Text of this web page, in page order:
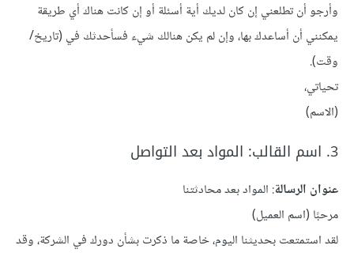
وأرجو أن تطلعني إن كان لديك أية أسئلة أو إن كانت هناك أي طريقة
يمكنني أن أساعدك بها، وإن لم يكن هنالك شيء فسأحدثك في (تاريخ/
وقت).
تحياتي،
(الاسم)
3. اسم القالب: المواد بعد التواصل
عنوان الرسالة: المواد بعد محادثتنا
مرحبًا (اسم العميل)
لقد استمتعت بحديثنا اليوم، خاصة ما ذكرت بشأن دورك في الشركة، وقد